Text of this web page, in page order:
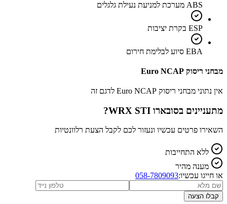
ABS מערכת למניעת נעילת גלגלים
ESP בקרת יציבות
EBA סיוע לבלימת חירום
מבחני ריסוק Euro NCAP
אין נתוני מבחני ריסוק Euro NCAP לדגם זה
מתעניינים בסובארו WRX STI ?
השאירו פרטים עכשיו ונעזור לכם לקבל הצעת רלוונטיות
ללא התחייבות
מענה מהיר
או חייגו עכשיו:058-7809093
קבלו הצעה